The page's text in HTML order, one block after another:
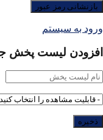
ورود به سیستم
افزودن لیست پخش